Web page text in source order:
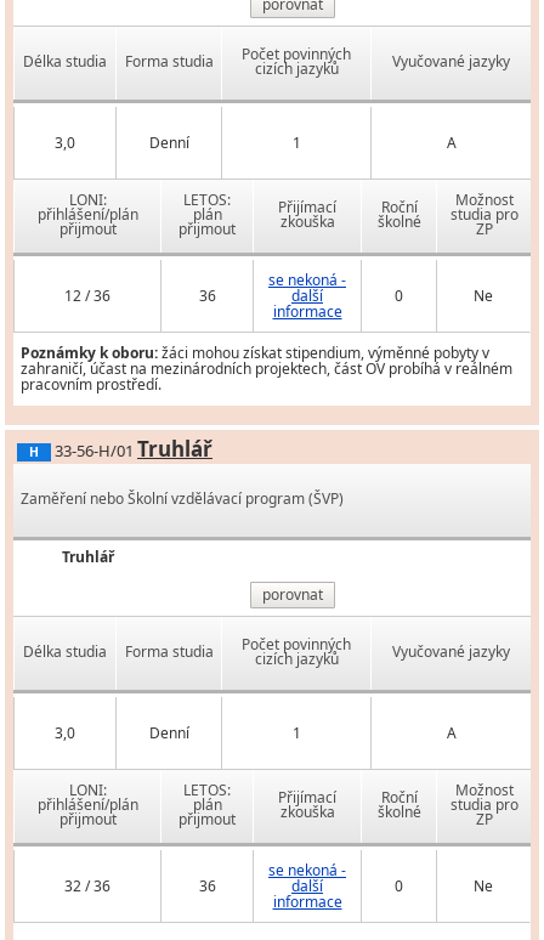
porovnat
Délka studia Forma studia Počet povinných
cizích jazyků Vyučované jazyky
3,0 Denní 1 A
LONI:
přihlášení/plán
přijmout
LETOS:
plán
přijmout
Přijímací
zkouška
Roční
školné
Možnost
studia pro
ZP
12 / 36 36
se nekoná -
další
informace
0 Ne
Poznámky k oboru:žáci mohou získat stipendium, výměnné pobyty v
zahraničí, účast na mezinárodních projektech, část OV probíhá v reálném
pracovním prostředí.
H 33-56-H/01 Truhlář
Zaměření nebo Školní vzdělávací program (ŠVP)
Truhlář
porovnat
Délka studia Forma studia Počet povinných
cizích jazyků Vyučované jazyky
3,0 Denní 1 A
LONI:
přihlášení/plán
přijmout
LETOS:
plán
přijmout
Přijímací
zkouška
Roční
školné
Možnost
studia pro
ZP
32 / 36 36
se nekoná -
další
informace
0 Ne